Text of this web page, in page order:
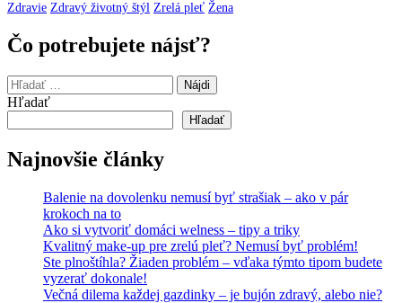
Zdravie Zdravý životný štýl Zrelá pleť Žena
Čo potrebujete nájsť?
Hľadať:
Hľadať
Hľadať
Najnovšie články
Balenie na dovolenku nemusí byť strašiak – ako v pár
krokoch na to
Ako si vytvoriť domáci welness – tipy a triky
Kvalitný make-up pre zrelú pleť? Nemusí byť problém!
Ste plnoštíhla? Žiaden problém – vďaka týmto tipom budete
vyzerať dokonale!
Večná dilema každej gazdinky – je bujón zdravý, alebo nie?